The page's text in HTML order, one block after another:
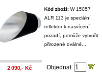
Kód zboží: W 15057
ALR 113 je speciální
reflektor k nasvícení
pozadí, pomůže vytvořit
přirozené oválné...
2 090,- Kč Objednat: